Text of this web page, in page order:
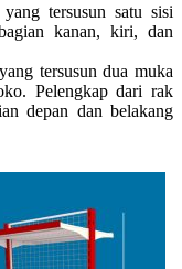
tersusun satu sisi
kanan, kiri, dan
tersusun dua muka
Pelengkap dari rak
depan dan belakang